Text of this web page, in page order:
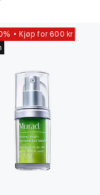
Kjøp for 600 kr